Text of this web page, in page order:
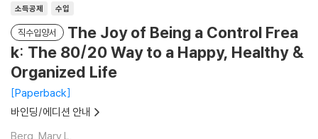
소득공제 수입
직수입양서
The Joy of Being a Control Frea
k: The 80/20 Way to a Happy, Healthy &
Organized Life
Paperback
바인딩/에디션 안내
Berg, Mary L.